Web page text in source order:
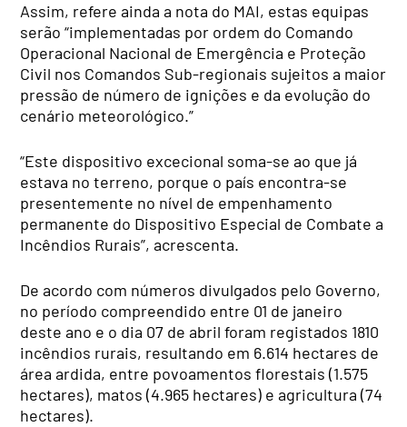
Assim, refere ainda a nota do MAI, estas equipas
serão “implementadas por ordem do Comando
Operacional Nacional de Emergência e Proteção
Civil nos Comandos Sub-regionais sujeitos a maior
pressão de número de ignições e da evolução do
cenário meteorológico.”
“Este dispositivo excecional soma-se ao que já
estava no terreno, porque o país encontra-se
presentemente no nível de empenhamento
permanente do Dispositivo Especial de Combate a
Incêndios Rurais”, acrescenta.
De acordo com números divulgados pelo Governo,
no período compreendido entre 01 de janeiro
deste ano e o dia 07 de abril foram registados 1810
incêndios rurais, resultando em 6.614 hectares de
área ardida, entre povoamentos florestais (1.575
hectares), matos (4.965 hectares) e agricultura (74
hectares).